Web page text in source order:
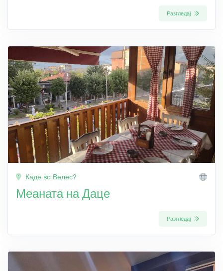
Разгледај
Каде во Велес?
Меаната на Даце
Разгледај